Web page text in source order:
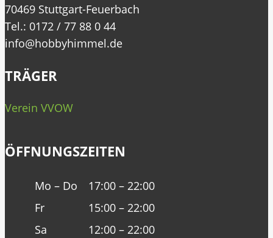
70469 Stuttgart-Feuerbach
Tel.: 0172 / 77 88 0 44
info@hobbyhimmel.de
TRÄGER
Verein VVOW
ÖFFNUNGSZEITEN
Mo – Do
17:00 – 22:00
Fr
15:00 – 22:00
Sa
12:00 – 22:00